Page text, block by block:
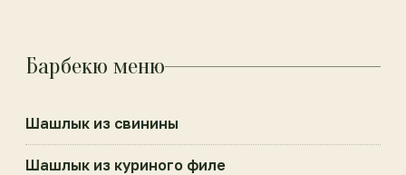
Барбекю меню
Шашлык из свинины
Шашлык из куриного филе